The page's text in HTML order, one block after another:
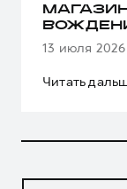
13 июля 2026
Читать